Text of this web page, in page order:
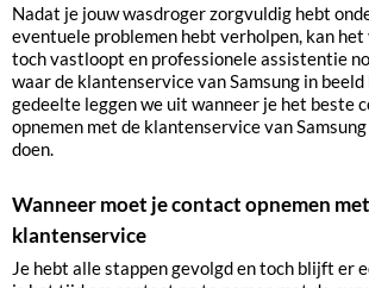
Nadat je jouw wasdroger zorgvuldig hebt
eventuele problemen hebt verholpen, kan
toch vastloopt en professionele assistentie
waar de klantenservice van Samsung in
gedeelte leggen we uit wanneer je het beste
opnemen met de klantenservice van
doen.
Wanneer moet je contact opnemen met de Samsung
klantenservice
Je hebt alle stappen gevolgd en toch blijft er